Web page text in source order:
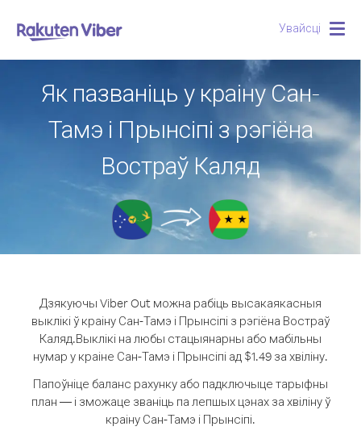
Увайсці
Як пазваніць у краіну Сан-
Тамэ і Прынсіпі з рэгіёна
Востраў Каляд
Дзякуючы Viber Out можна рабіць высакаякасныя
выклікі ў краіну Сан-Тамэ і Прынсіпі з рэгіёна Востраў
Каляд.Выклікі на любы стацыянарны або мабільны
нумар у краіне Сан-Тамэ і Прынсіпі ад $1.49 за хвіліну.
Папоўніце баланс рахунку або падключыце тарыфны
план — і зможаце званіць па лепшых цэнах за хвіліну ў
краіну Сан-Тамэ і Прынсіпі.